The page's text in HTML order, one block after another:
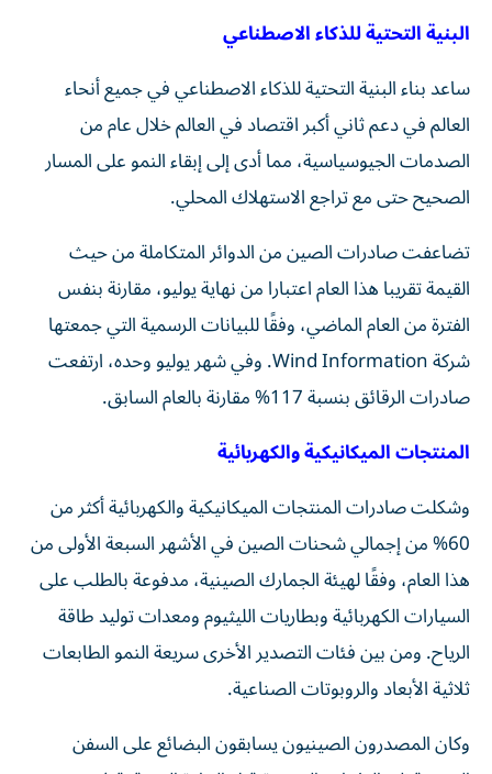
البنية التحتية للذكاء الاصطناعي
ساعد بناء البنية التحتية للذكاء الاصطناعي في جميع أنحاء
العالم في دعم ثاني أكبر اقتصاد في العالم خلال عام من
الصدمات الجيوسياسية، مما أدى إلى إبقاء النمو على المسار
الصحيح حتى مع تراجع الاستهلاك المحلي.
تضاعفت صادرات الصين من الدوائر المتكاملة من حيث
القيمة تقريبا هذا العام اعتبارا من نهاية يوليو، مقارنة بنفس
الفترة من العام الماضي، وفقًا للبيانات الرسمية التي جمعتها
شركة Wind Information. وفي شهر يوليو وحده، ارتفعت
صادرات الرقائق بنسبة 117% مقارنة بالعام السابق.
المنتجات الميكانيكية والكهربائية
وشكلت صادرات المنتجات الميكانيكية والكهربائية أكثر من
60% من إجمالي شحنات الصين في الأشهر السبعة الأولى من
هذا العام، وفقًا لهيئة الجمارك الصينية، مدفوعة بالطلب على
السيارات الكهربائية وبطاريات الليثيوم ومعدات توليد طاقة
الرياح. ومن بين فئات التصدير الأخرى سريعة النمو الطابعات
ثلاثية الأبعاد والروبوتات الصناعية.
وكان المصدرون الصينيون يسابقون البضائع على السفن